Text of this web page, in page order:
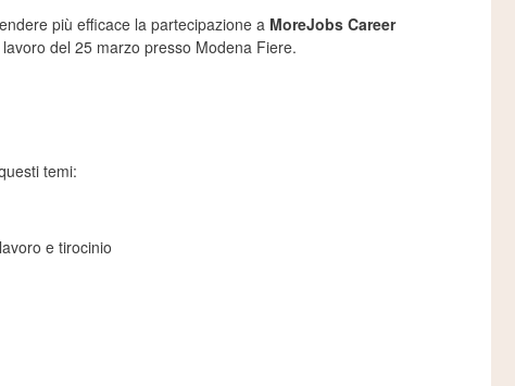
più efficace la partecipazione a MoreJobs Career
del 25 marzo presso Modena Fiere.
temi:
e tirocinio